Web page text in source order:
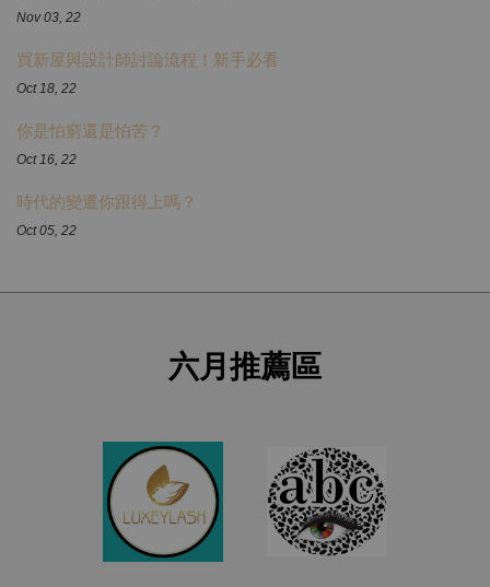
Nov 03, 22
買新屋與設計師討論流程！新手必看
Oct 18, 22
你是怕窮還是怕苦？
Oct 16, 22
時代的變遷你跟得上嗎？
Oct 05, 22
六月推薦區